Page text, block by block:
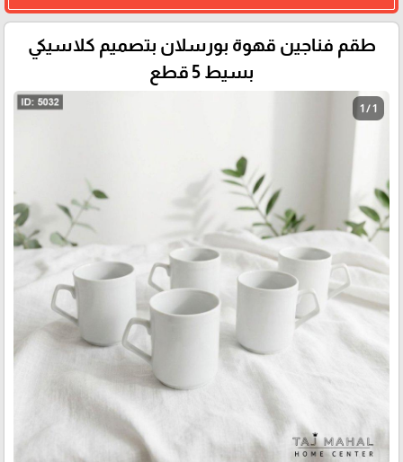
طقم فناجين قهوة بورسلان بتصميم كلاسيكي
بسيط 5 قطع
1 / 1